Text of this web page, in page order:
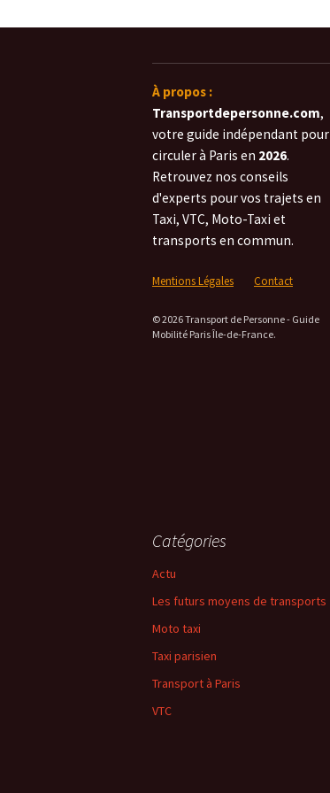
des
articlesÀ propos :
Transportdepersonne.com,
votre guide indépendant pour
circuler à Paris en 2026.
Retrouvez nos conseils
d'experts pour vos trajets en
Taxi, VTC, Moto-Taxi et
transports en commun.
Mentions Légales Contact
© 2026 Transport de Personne - Guide
Mobilité Paris Île-de-France.
Catégories
Actu
Les futurs moyens de transports
Moto taxi
Taxi parisien
Transport à Paris
VTC